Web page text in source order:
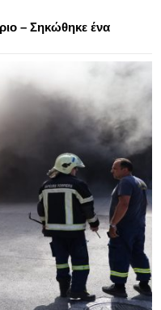
– Σηκώθηκε ένα